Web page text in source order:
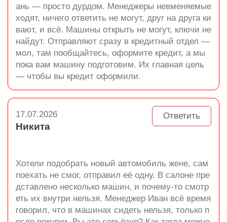
ань — просто дурдом. Менеджеры невменяемые
ходят, ничего ответить не могут, друг на друга ки
вают, и всё. Машины открыть не могут, ключи не
найдут. Отправляют сразу в кредитный отдел —
мол, там пообщайтесь, оформите кредит, а мы
пока вам машину подготовим. Их главная цель
— чтобы вы кредит оформили.
Ответить
17.07.2026
Никита
Хотели подобрать новый автомобиль жене, сам
поехать не смог, отправил её одну. В салоне пре
дставлено несколько машин, и почему-то смотр
еть их внутри нельзя. Менеджер Иван всё время
говорил, что в машинах сидеть нельзя, только п